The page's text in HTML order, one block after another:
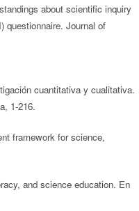
about scientific inquiry
Journal of
cuantitativa y cualitativa.
1-216.
framework for science,
and science education. En